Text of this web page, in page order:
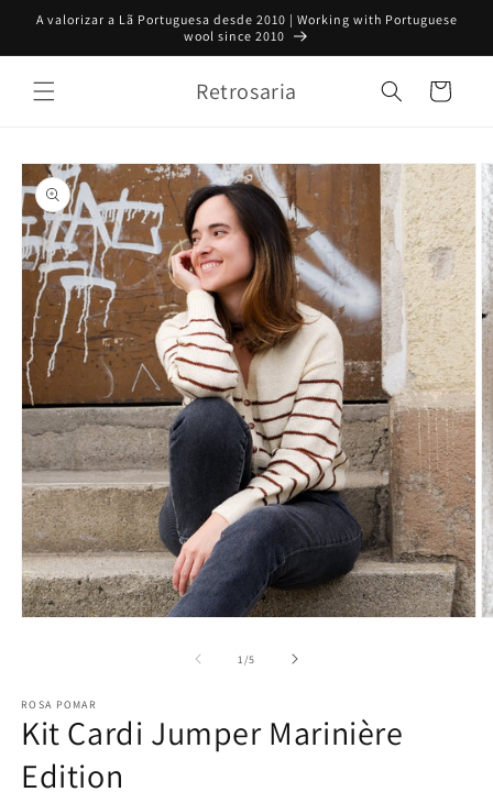
para o
A valorizar a Lã Portuguesa desde 2010 | Working with Portuguese
wool since 2010
Retrosaria Carrinho
informação
do produto
modal
1/de
5
ROSA POMAR
Kit Cardi Jumper Marinière
Edition